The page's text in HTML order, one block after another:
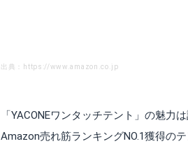
出典：https://www.amazon.co.jp
「YACONEワンタッチテント」の魅
Amazon売れ筋ランキングNO.1獲得の